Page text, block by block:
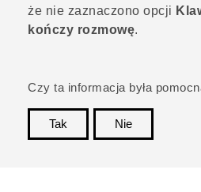
że nie zaznaczono opcji
kończy rozmowę.
Czy ta informacja była
Tak
Nie